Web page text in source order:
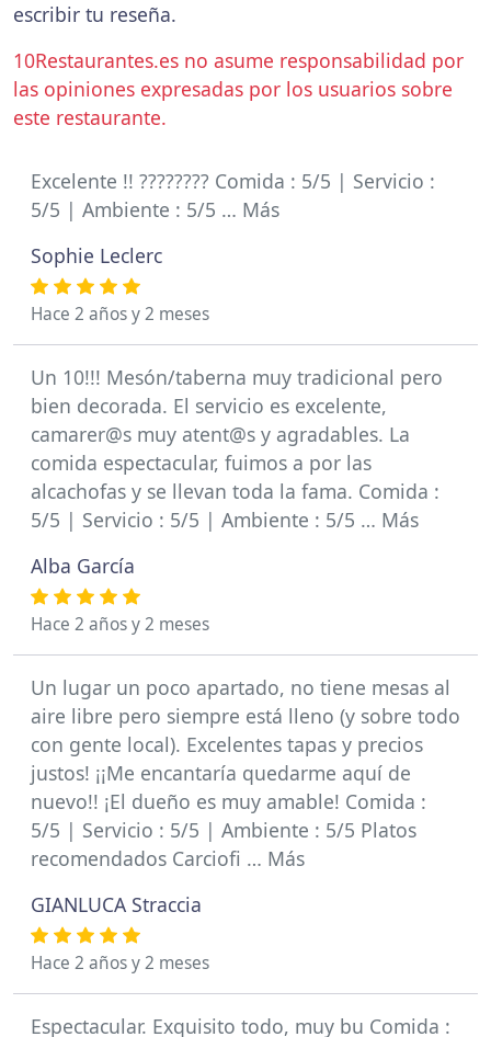
escribir tu reseña.
10Restaurantes.es no asume responsabilidad por
las opiniones expresadas por los usuarios sobre
este restaurante.
Excelente !! ???????? Comida : 5/5 | Servicio :
5/5 | Ambiente : 5/5 … Más
Sophie Leclerc
Hace 2 años y 2 meses
Un 10!!! Mesón/taberna muy tradicional pero
bien decorada. El servicio es excelente,
camarer@s muy atent@s y agradables. La
comida espectacular, fuimos a por las
alcachofas y se llevan toda la fama. Comida :
5/5 | Servicio : 5/5 | Ambiente : 5/5 … Más
Alba García
Hace 2 años y 2 meses
Un lugar un poco apartado, no tiene mesas al
aire libre pero siempre está lleno (y sobre todo
con gente local). Excelentes tapas y precios
justos! ¡¡Me encantaría quedarme aquí de
nuevo!! ¡El dueño es muy amable! Comida :
5/5 | Servicio : 5/5 | Ambiente : 5/5 Platos
recomendados Carciofi … Más
GIANLUCA Straccia
Hace 2 años y 2 meses
Espectacular. Exquisito todo, muy bu Comida :